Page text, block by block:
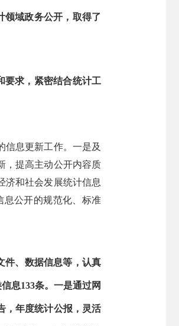
领域政务公开，取得了
要求，紧密结合统计工
信息更新工作。一是及
，提高主动公开内容质
济和社会发展统计信息
息公开的规范化、标准
件、数据信息等，认真
息133条。一是通过网
，年度统计公报，灵活